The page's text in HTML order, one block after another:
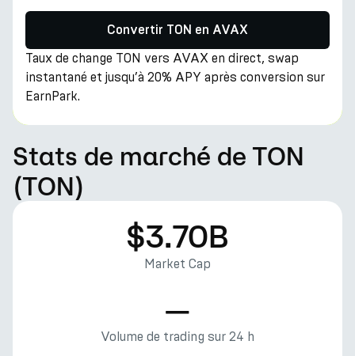
Convertir TON en AVAX
Taux de change TON vers AVAX en direct, swap
instantané et jusqu’à 20% APY après conversion sur
EarnPark.
Stats de marché de TON
(TON)
$3.70B
Market Cap
—
Volume de trading sur 24 h